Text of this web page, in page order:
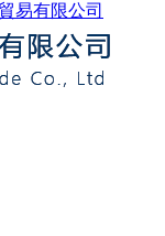
易有限公司